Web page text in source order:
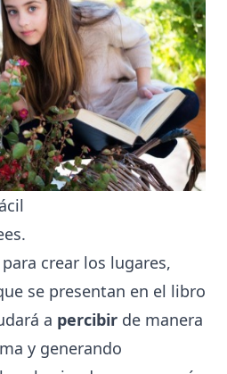
para crear los lugares,
se presentan en el libro
a percibir de manera
y generando